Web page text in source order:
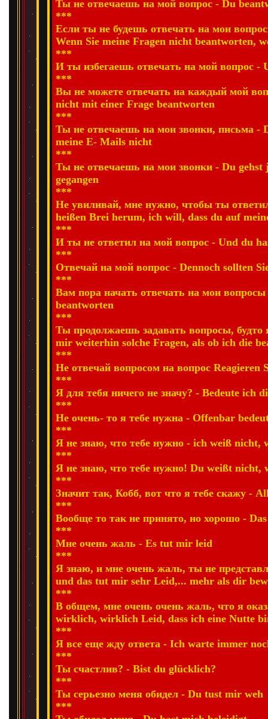
Ты не отвечаешь на мой вопрос - Du
***
Если ты не будешь отвечать на мои
Wenn Sie meine Fragen nicht beantworten,
***
И ты избегаешь отвечать на мой вопрос -
***
Вы не можете отвечать на каждый мой
nicht mit einer Frage beantworten
***
Ты не отвечаешь на мои звонки, письма
meine E- Mails nicht
***
Ты не отвечаешь на мои звонки - Du
gegangen
***
Не увиливай, мне нужно, чтобы ты
heißen Brei herum, ich will, dass du auf
***
И ты не ответил на мой вопрос - Und du
***
Отвечай на мой вопрос - Dennoch sollten
***
Вам пора начать отвечать на мои
beantworten
***
Ты продолжаешь задавать вопросы,
mir weiterhin solche Fragen, als ob ich die
***
Не отвечай вопросом на вопрос
***
Я для тебя ничего не значу? - Bedeute ich
***
Не очень- то я тебе нужна - Offenbar
***
Я не знаю, что тебе нужно - ich weiß nicht,
***
Я не знаю, что тебе нужно! Du weißt nicht,
***
Значит так, Кобб, вот что я тебе скажу -
***
Вообще то так не принято, но хорошо -
***
Мне очень жаль - Es tut mir leid
***
Я знаю, и мне очень жаль, ты не
und das tut mir sehr Leid,... mehr als dir
***
В общем, мне очень очень жаль, что я
wirklich, wirklich Leid, dass ich eine Nutte
***
Я все еще жду ответа - Ich warte immer
***
Ты счастлив? - Bist du glücklich?
***
Ты серьезно меня обидел - Du tust mir weh
***